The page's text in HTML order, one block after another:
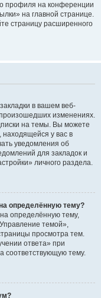
профиля на конференции
на главной странице.
страницу расширенного
в вашем веб-
изменениях.
на темы. Вы можете
находящейся у вас в
уведомления об
для закладок и
личного раздела.
определённую тему?
определённую тему,
темой»,
просмотра тем.
ответа» при
соответствующую тему.